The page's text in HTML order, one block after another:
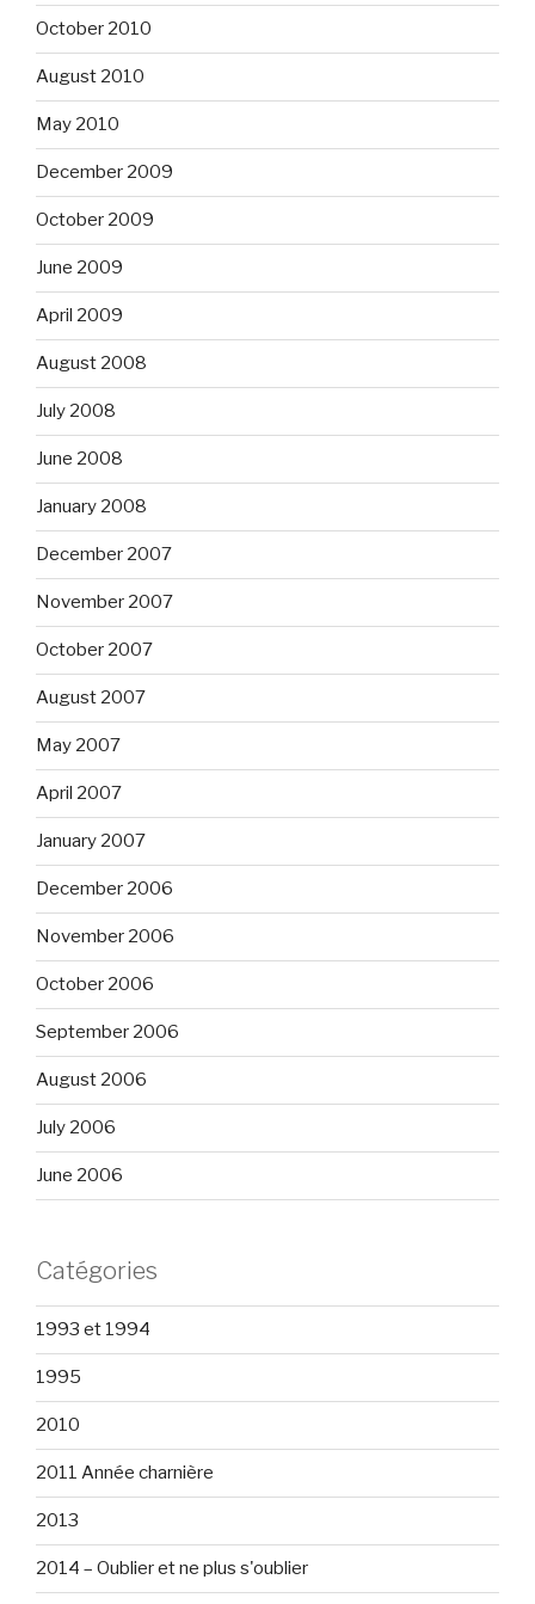
October 2010
August 2010
May 2010
December 2009
October 2009
June 2009
April 2009
August 2008
July 2008
June 2008
January 2008
December 2007
November 2007
October 2007
August 2007
May 2007
April 2007
January 2007
December 2006
November 2006
October 2006
September 2006
August 2006
July 2006
June 2006
Catégories
1993 et 1994
1995
2010
2011 Année charnière
2013
2014 – Oublier et ne plus s'oublier